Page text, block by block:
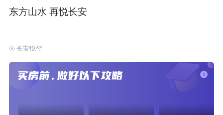
东方山水 再悦长安
长安悦玺